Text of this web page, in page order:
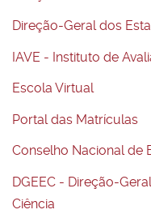
Direção-Geral dos
IAVE - Instituto de
Escola Virtual
Portal das Matrículas
Conselho Nacional de
DGEEC - Direção-
Ciência